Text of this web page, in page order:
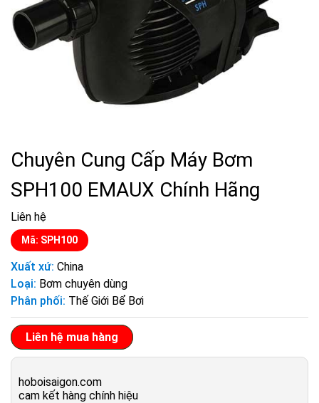
Chuyên Cung Cấp Máy Bơm
SPH100 EMAUX Chính Hãng
Liên hệ
Mã: SPH100
Xuất xứ: China
Loại: Bơm chuyên dùng
Phân phối: Thế Giới Bể Bơi
Liên hệ mua hàng
hoboisaigon.com
cam kết hàng chính hiệu